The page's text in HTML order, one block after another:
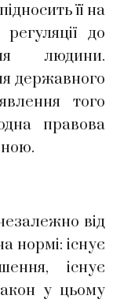
її на
до
людини.
державного
того
правова
від
нормі: існує
існує
у цьому